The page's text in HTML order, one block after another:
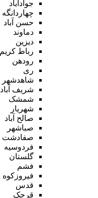
جوادآباد
چهاردانگه
حسن آباد
دماوند
دیزین
رباط کریم
رودهن
ری
شاهدشهر
شریف آباد
شمشک
شهریار
صالح آباد
صباشهر
صفادشت
فردوسیه
گلستان
فشم
فیروزکوه
قدس
قرچک